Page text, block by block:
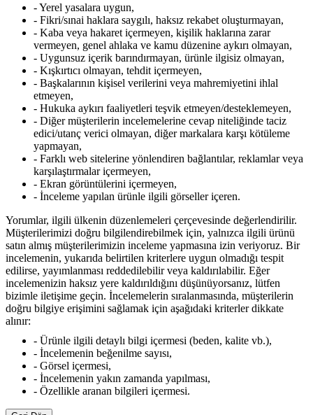
- Yerel yasalara uygun,
- Fikri/sınai haklara saygılı, haksız rekabet oluşturmayan,
- Kaba veya hakaret içermeyen, kişilik haklarına zarar
vermeyen, genel ahlaka ve kamu düzenine aykırı olmayan,
- Uygunsuz içerik barındırmayan, ürünle ilgisiz olmayan,
- Kışkırtıcı olmayan, tehdit içermeyen,
- Başkalarının kişisel verilerini veya mahremiyetini ihlal
etmeyen,
- Hukuka aykırı faaliyetleri teşvik etmeyen/desteklemeyen,
- Diğer müşterilerin incelemelerine cevap niteliğinde taciz
edici/utanç verici olmayan, diğer markalara karşı kötüleme
yapmayan,
- Farklı web sitelerine yönlendiren bağlantılar, reklamlar veya
karşılaştırmalar içermeyen,
- Ekran görüntülerini içermeyen,
- İnceleme yapılan ürünle ilgili görseller içeren.
Yorumlar, ilgili ülkenin düzenlemeleri çerçevesinde değerlendirilir.
Müşterilerimizi doğru bilgilendirebilmek için, yalnızca ilgili ürünü
satın almış müşterilerimizin inceleme yapmasına izin veriyoruz. Bir
incelemenin, yukarıda belirtilen kriterlere uygun olmadığı tespit
edilirse, yayımlanması reddedilebilir veya kaldırılabilir. Eğer
incelemenizin haksız yere kaldırıldığını düşünüyorsanız, lütfen
bizimle iletişime geçin. İncelemelerin sıralanmasında, müşterilerin
doğru bilgiye erişimini sağlamak için aşağıdaki kriterler dikkate
alınır:
- Ürünle ilgili detaylı bilgi içermesi (beden, kalite vb.),
- İncelemenin beğenilme sayısı,
- Görsel içermesi,
- İncelemenin yakın zamanda yapılması,
- Özellikle aranan bilgileri içermesi.